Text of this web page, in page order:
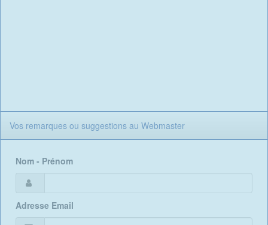
Vos remarques ou suggestions au Webmaster
Nom - Prénom
Adresse Email